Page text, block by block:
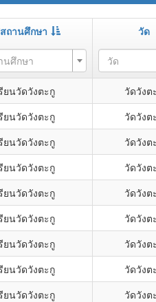
ถานศึกษา วัด
นศึกษา วัด
ยนวัดวังตะกู วัดวังต
ยนวัดวังตะกู วัดวังต
ยนวัดวังตะกู วัดวังต
ยนวัดวังตะกู วัดวังต
ยนวัดวังตะกู วัดวังต
ยนวัดวังตะกู วัดวังต
ยนวัดวังตะกู วัดวังต
ยนวัดวังตะกู วัดวังต
ยนวัดวังตะกู วัดวังต